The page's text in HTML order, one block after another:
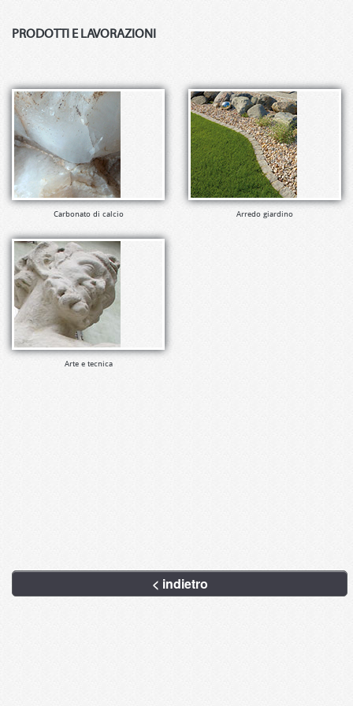
PRODOTTI E LAVORAZIONI
Carbonato di calcio Arredo giardino
Arte e tecnica